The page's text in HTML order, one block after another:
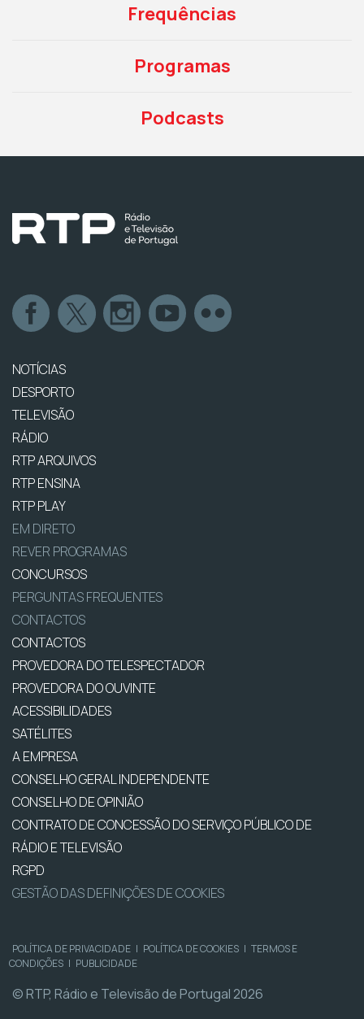
Frequências
Programas
Podcasts
NOTÍCIAS
DESPORTO
TELEVISÃO
RÁDIO
RTP ARQUIVOS
RTP ENSINA
RTP PLAY
EM DIRETO
REVER PROGRAMAS
CONCURSOS
PERGUNTAS FREQUENTES
CONTACTOS
CONTACTOS
PROVEDORA DO TELESPECTADOR
PROVEDORA DO OUVINTE
ACESSIBILIDADES
SATÉLITES
A EMPRESA
CONSELHO GERAL INDEPENDENTE
CONSELHO DE OPINIÃO
CONTRATO DE CONCESSÃO DO SERVIÇO PÚBLICO DE
RÁDIO E TELEVISÃO
RGPD
GESTÃO DAS DEFINIÇÕES DE COOKIES
POLÍTICA DE PRIVACIDADE | POLÍTICA DE COOKIES | TERMOS E
CONDIÇÕES | PUBLICIDADE
© RTP, Rádio e Televisão de Portugal 2026